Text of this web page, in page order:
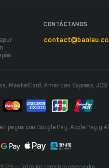
CONTÁCTANOS
MasterCard, American Express, JCB
pagos con Google Pay, Apple Pay y